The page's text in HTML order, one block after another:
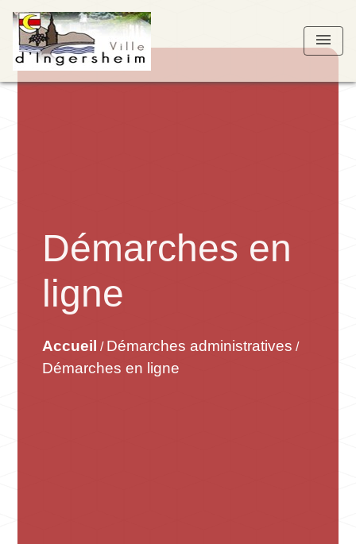
menu
Démarches en
ligne
Accueil / Démarches administratives /
Démarches en ligne